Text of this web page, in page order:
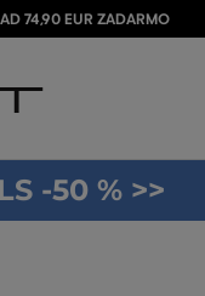
74,90 EUR ZADARMO
-50 % >>